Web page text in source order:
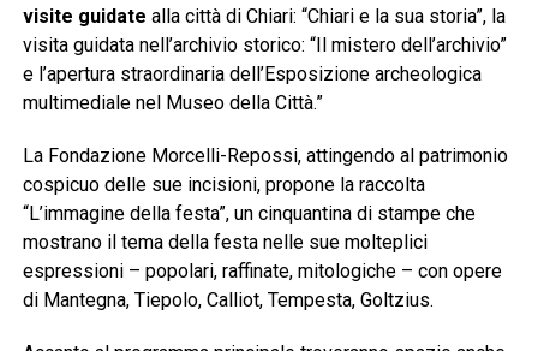
visite guidate alla città di Chiari: “Chiari e la sua storia”, la
visita guidata nell’archivio storico: “Il mistero dell’archivio”
e l’apertura straordinaria dell’Esposizione archeologica
multimediale nel Museo della Città.”
La Fondazione Morcelli-Repossi, attingendo al patrimonio
cospicuo delle sue incisioni, propone la raccolta
“L’immagine della festa”, un cinquantina di stampe che
mostrano il tema della festa nelle sue molteplici
espressioni – popolari, raffinate, mitologiche – con opere
di Mantegna, Tiepolo, Calliot, Tempesta, Goltzius.